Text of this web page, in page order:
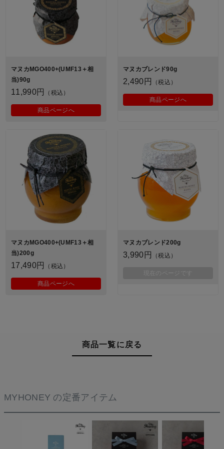
マヌカMGO400+(UMF13＋相
当)90g
11,990円 （税込）
商品ページへ
マヌカブレンド90g
2,490円 （税込）
商品ページへ
マヌカMGO400+(UMF13＋相
当)200g
17,490円 （税込）
商品ページへ
マヌカブレンド200g
3,990円 （税込）
現在のページです
商品一覧に戻る
MYHONEY の定番アイテム